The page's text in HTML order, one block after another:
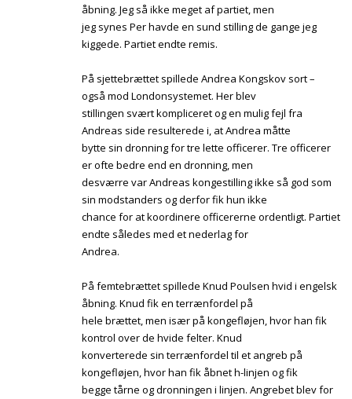
åbning. Jeg så ikke meget af partiet, men
jeg synes Per havde en sund stilling de gange jeg
kiggede. Partiet endte remis.
På sjettebrættet spillede Andrea Kongskov sort –
også mod Londonsystemet. Her blev
stillingen svært kompliceret og en mulig fejl fra
Andreas side resulterede i, at Andrea måtte
bytte sin dronning for tre lette officerer. Tre officerer
er ofte bedre end en dronning, men
desværre var Andreas kongestilling ikke så god som
sin modstanders og derfor fik hun ikke
chance for at koordinere officererne ordentligt. Partiet
endte således med et nederlag for
Andrea.
På femtebrættet spillede Knud Poulsen hvid i engelsk
åbning. Knud fik en terrænfordel på
hele brættet, men især på kongefløjen, hvor han fik
kontrol over de hvide felter. Knud
konverterede sin terrænfordel til et angreb på
kongefløjen, hvor han fik åbnet h-linjen og fik
begge tårne og dronningen i linjen. Angrebet blev for